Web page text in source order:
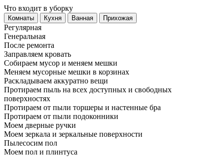
Что входит в уборку
Регу­лярная
Гене­ральная
После ремонта
Заправляем кровать
Собираем мусор и меняем мешки
Меняем мусорные мешки в корзинах
Раскладываем аккуратно вещи
Протираем пыль на всех доступных и свободных
поверхностях
Протираем от пыли торшеры и настенные бра
Протираем от пыли подоконники
Моем дверные ручки
Моем зеркала и зеркальные поверхности
Пылесосим пол
Моем пол и плинтуса